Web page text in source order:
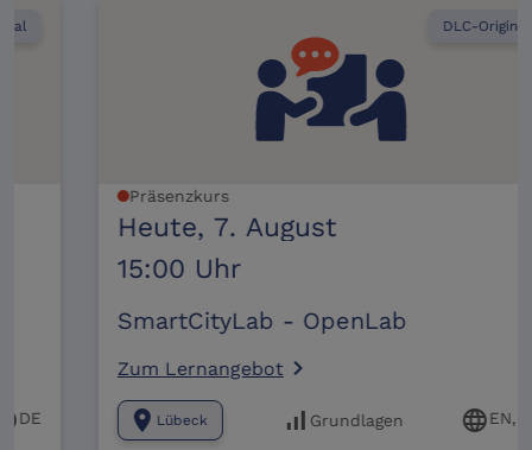
DLC-Original
Präsenzkurs
Heute,7. August
15:00 Uhr
SmartCityLab - OpenLab
Zum Lernangebotnavigate_next
Lübeck Grundlagen language EN, DE